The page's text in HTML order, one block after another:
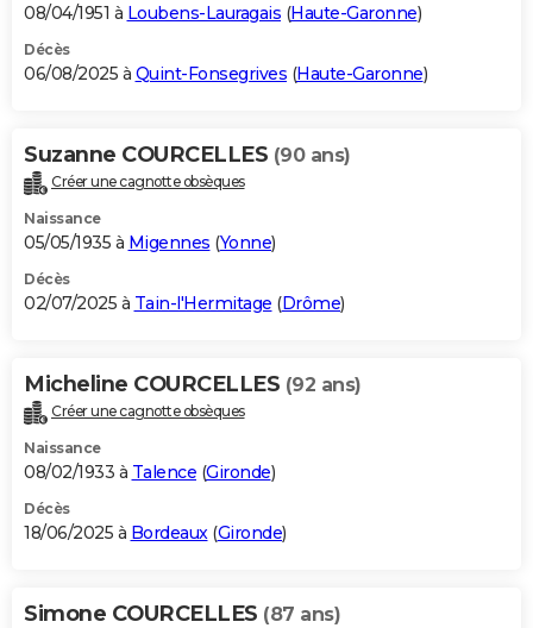
08/04/1951 à Loubens-Lauragais (Haute-Garonne)
Décès
06/08/2025 à Quint-Fonsegrives (Haute-Garonne)
Suzanne COURCELLES (90 ans)
Créer une cagnotte obsèques
Naissance
05/05/1935 à Migennes (Yonne)
Décès
02/07/2025 à Tain-l'Hermitage (Drôme)
Micheline COURCELLES (92 ans)
Créer une cagnotte obsèques
Naissance
08/02/1933 à Talence (Gironde)
Décès
18/06/2025 à Bordeaux(Gironde)
Simone COURCELLES (87 ans)